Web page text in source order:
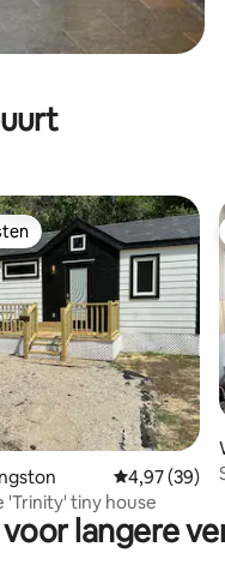
op 5, 72 recensies
Gemiddelde
4,97 (39)
'Trinity' tiny house
langere